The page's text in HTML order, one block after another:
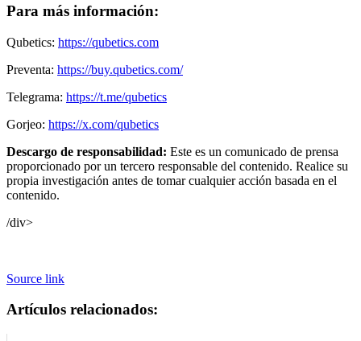
Para más información:
Qubetics: https://qubetics.com
Preventa: https://buy.qubetics.com/
Telegrama: https://t.me/qubetics
Gorjeo: https://x.com/qubetics
Descargo de responsabilidad: Este es un comunicado de prensa
proporcionado por un tercero responsable del contenido. Realice su
propia investigación antes de tomar cualquier acción basada en el
contenido.
/div>
Source link
Artículos relacionados: